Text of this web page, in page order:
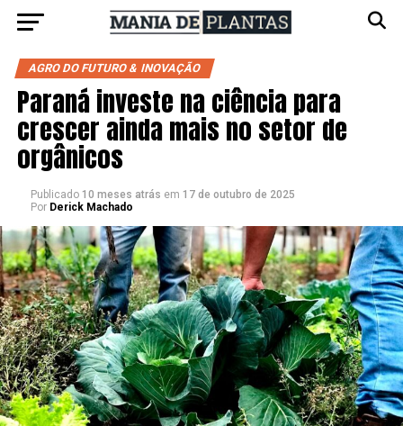
AGRO DO FUTURO & INOVAÇÃO
Paraná investe na ciência para
crescer ainda mais no setor de
orgânicos
Publicado 10 meses atrás em 17 de outubro de 2025
Por Derick Machado